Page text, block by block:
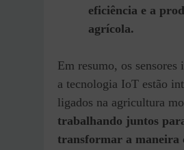
eficiência e a
agrícola.
Em resumo, os sensores
a tecnologia IoT estão
ligados na agricultura
trabalhando juntos
transformar a maneira